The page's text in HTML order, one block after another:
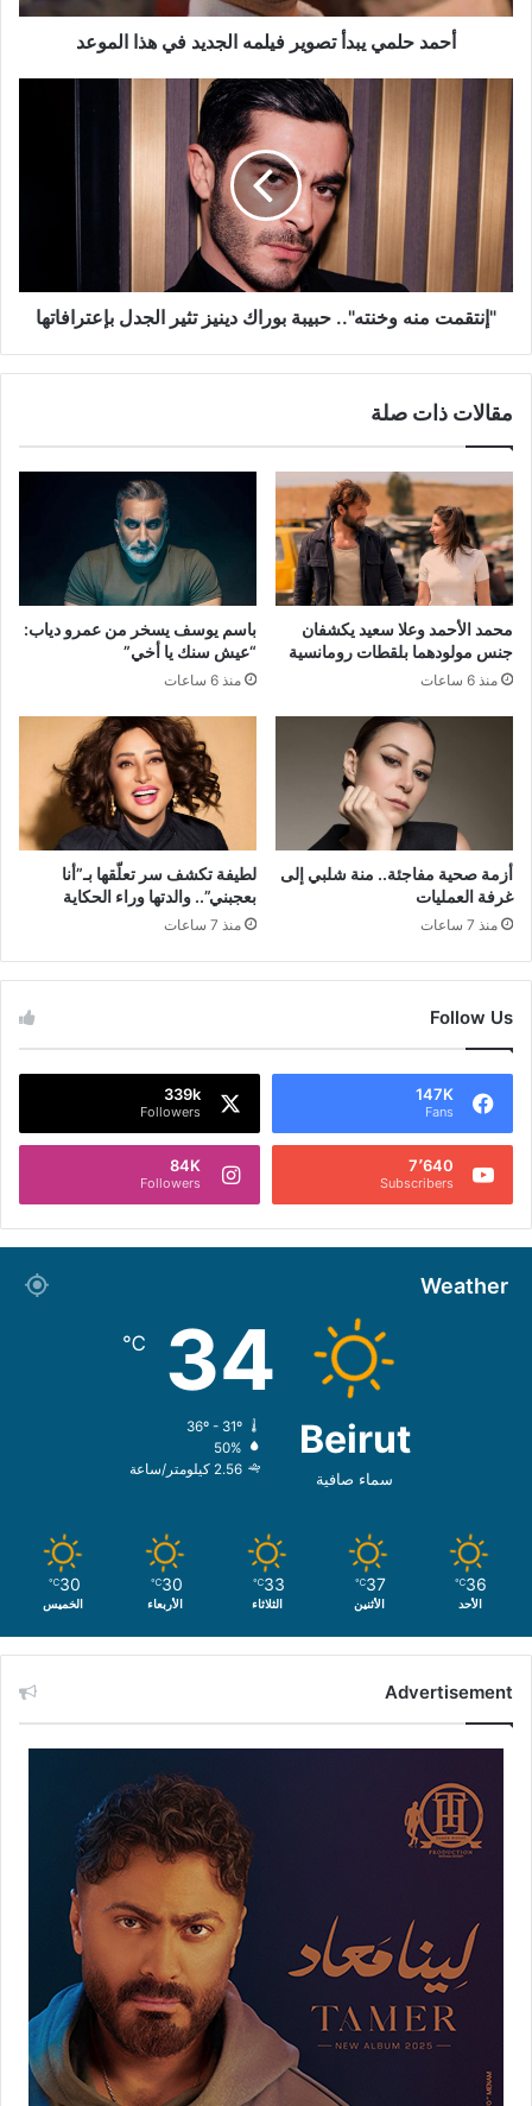
الموعد
أحمد حلمي يبدأ تصوير فيلمه الجديد في هذا الموعد
"إنتقمت
وخنته"..
حبيبة
بوراك
دينيز
تثير
الجدل
بإعترافاتها
"إنتقمت منه وخنته".. حبيبة بوراك دينيز تثير الجدل بإعترافاتها
مقالات ذات صلة
محمد الأحمد وعلا سعيد يكشفان
جنس مولودهما بلقطات رومانسية
منذ 6 ساعات
باسم يوسف يسخر من عمرو دياب:
“عيش سنك يا أخي”
منذ 6 ساعات
أزمة صحية مفاجئة.. منة شلبي إلى
غرفة العمليات
منذ 7 ساعات
لطيفة تكشف سر تعلّقها بـ”أنا
بعجبني”.. والدتها وراء الحكاية
منذ 7 ساعات
Follow Us
147K
Fans
339k
Followers
7٬640
Subscribers
84K
Followers
Weather
Beirut
سماء صافية
34
℃
36º - 31º
50%
2.56 كيلومتر/ساعة
36
℃
الأحد
37
℃
الأثنين
33
℃
الثلاثاء
30
℃
الأربعاء
30
℃
الخميس
Advertisement